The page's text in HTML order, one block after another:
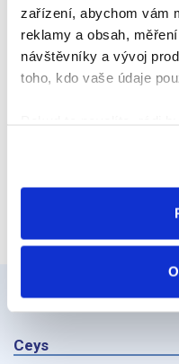
zařízení, abychom vám
reklamy a obsah,
návštěvníky a vývoj
toho, kdo vaše údaje
poloze, které
Identifikovali
skenování pro
Zjistěte více o tom, jak
Svůj souhlas můžete
části Prohlášení o
K personalizaci obsahu
Webová stránka
Ceys